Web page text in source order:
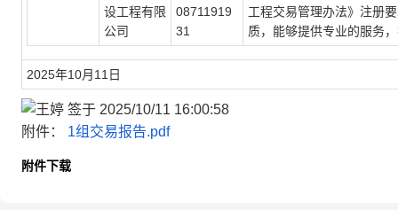
设工程有限
公司
08711919
31
工程交易管理办法》注册
质，能够提供专业的服务
2025年10月11日
附件： 1组交易报告.pdf
附件下载